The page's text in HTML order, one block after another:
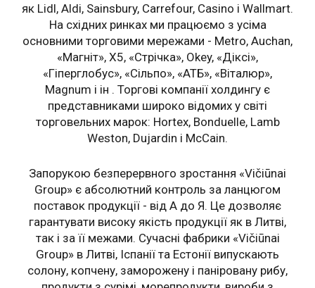
як Lidl, Aldi, Sainsbury, Carrefour, Casino і Wallmart.
На східних ринках ми працюємо з усіма
основними торговими мережами - Metro, Auchan,
«Магніт», X5, «Стрічка», Okey, «Діксі»,
«Гіперглобус», «Сільпо», «АТБ», «Віталюр»,
Magnum і ін . Торгові компанії холдингу є
представниками широко відомих у світі
торговельних марок: Hortex, Bonduelle, Lamb
Weston, Dujardin і McCain.
Запорукою безперервного зростання «Vičiūnai
Group» є абсолютний контроль за ланцюгом
поставок продукції - від А до Я. Це дозволяє
гарантувати високу якість продукції як в Литві,
так і за її межами. Сучасні фабрики «Vičiūnai
Group» в Литві, Іспанії та Естонії випускають
солону, копчену, заморожену і паніровану рибу,